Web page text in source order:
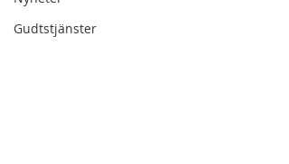
Gudtstjänster